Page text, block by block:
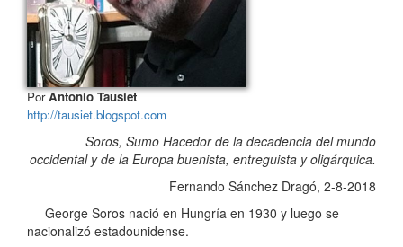
PorAntonio Tausiet
http://tausiet.blogspot.com
Soros, Sumo Hacedor de la decadencia del mundo
occidental y de la Europa buenista, entreguista y oligárquica.
Fernando Sánchez Dragó, 2-8-2018
George Soros nació en Hungría en 1930 y luego se
nacionalizó estadounidense.